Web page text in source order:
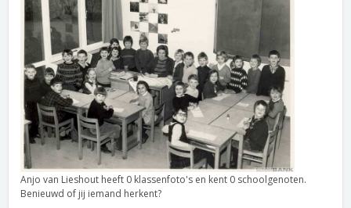
Anjo van Lieshout heeft 0 klassenfoto's en kent 0 schoolgenoten.
Benieuwd of jij iemand herkent?